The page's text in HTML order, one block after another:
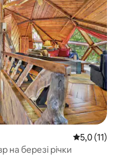
Середня
5,0 (11)
на березі річки